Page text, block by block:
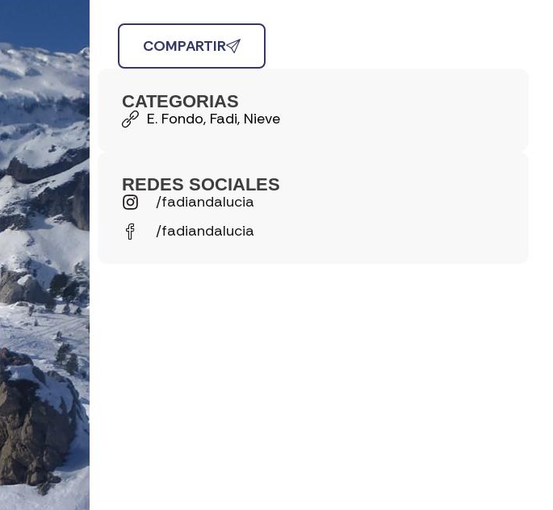
COMPARTIR
CATEGORIAS
E. Fondo, Fadi, Nieve
REDES SOCIALES
/fadiandalucia
/fadiandalucia